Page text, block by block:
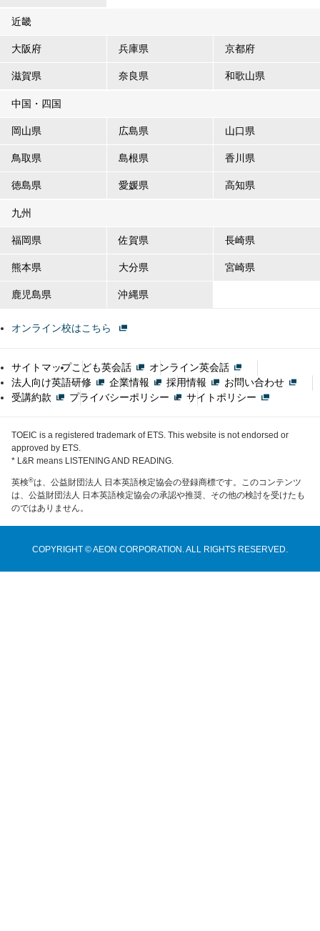
近畿
大阪府 兵庫県 京都府
滋賀県 奈良県 和歌山県
中国・四国
岡山県 広島県 山口県
鳥取県 島根県 香川県
徳島県 愛媛県 高知県
九州
福岡県 佐賀県 長崎県
熊本県 大分県 宮崎県
鹿児島県 沖縄県
オンライン校はこちら
サイトマップこども英会話
オンライン英会話
法人向け英語研修
企業情報 採用情報
お問い合わせ
受講約款
プライバシーポリシー サイトポリシー
TOEIC is a registered trademark of ETS. This website is not endorsed or
approved by ETS.
* L&R means LISTENING AND READING.
英検®は、公益財団法人 日本英語検定協会の登録商標です。このコンテンツ
は、公益財団法人 日本英語検定協会の承認や推奨、その他の検討を受けたも
のではありません。
COPYRIGHT © AEON CORPORATION. ALL RIGHTS RESERVED.